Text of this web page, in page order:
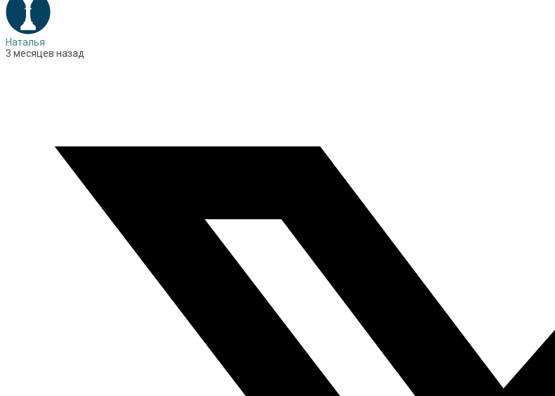
Наталья
3 месяцев назад